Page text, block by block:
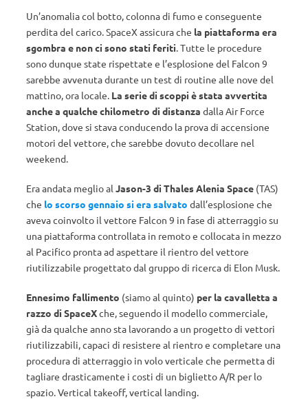
Un’anomalia col botto, colonna di fumo e conseguente
perdita del carico. SpaceX assicura che la piattaforma era
sgombra e non ci sono stati feriti. Tutte le procedure
sono dunque state rispettate e l’esplosione del Falcon 9
sarebbe avvenuta durante un test di routine alle nove del
mattino, ora locale. La serie di scoppi è stata avvertita
anche a qualche chilometro di distanza dalla Air Force
Station, dove si stava conducendo la prova di accensione
motori del vettore, che sarebbe dovuto decollare nel
weekend.
Era andata meglio al Jason-3 di Thales Alenia Space (TAS)
che lo scorso gennaio si era salvato dall’esplosione che
aveva coinvolto il vettore Falcon 9 in fase di atterraggio su
una piattaforma controllata in remoto e collocata in mezzo
al Pacifico pronta ad aspettare il rientro del vettore
riutilizzabile progettato dal gruppo di ricerca di Elon Musk.
Ennesimo fallimento (siamo al quinto) per la cavalletta a
razzo di SpaceXche, seguendo il modello commerciale,
già da qualche anno sta lavorando a un progetto di vettori
riutilizzabili, capaci di resistere al rientro e completare una
procedura di atterraggio in volo verticale che permetta di
tagliare drasticamente i costi di un biglietto A/R per lo
spazio. Vertical takeoff, vertical landing.